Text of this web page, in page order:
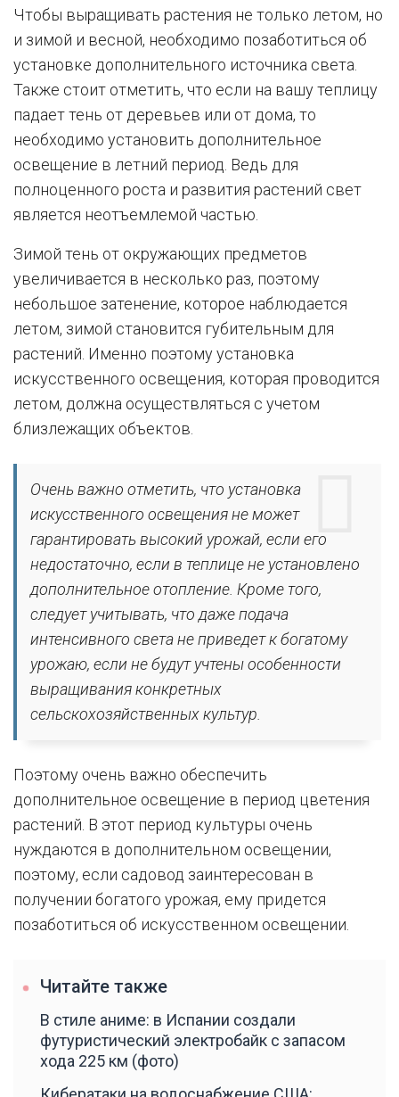
Чтобы выращивать растения не только летом, но
и зимой и весной, необходимо позаботиться об
установке дополнительного источника света.
Также стоит отметить, что если на вашу теплицу
падает тень от деревьев или от дома, то
необходимо установить дополнительное
освещение в летний период. Ведь для
полноценного роста и развития растений свет
является неотъемлемой частью.
Зимой тень от окружающих предметов
увеличивается в несколько раз, поэтому
небольшое затенение, которое наблюдается
летом, зимой становится губительным для
растений. Именно поэтому установка
искусственного освещения, которая проводится
летом, должна осуществляться с учетом
близлежащих объектов.
Очень важно отметить, что установка
искусственного освещения не может
гарантировать высокий урожай, если его
недостаточно, если в теплице не установлено
дополнительное отопление. Кроме того,
следует учитывать, что даже подача
интенсивного света не приведет к богатому
урожаю, если не будут учтены особенности
выращивания конкретных
сельскохозяйственных культур.
Поэтому очень важно обеспечить
дополнительное освещение в период цветения
растений. В этот период культуры очень
нуждаются в дополнительном освещении,
поэтому, если садовод заинтересован в
получении богатого урожая, ему придется
позаботиться об искусственном освещении.
Читайте также
В стиле аниме: в Испании создали
футуристический электробайк с запасом
хода 225 км (фото)